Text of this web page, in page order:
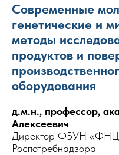
Современные
генетические и
методы
продуктов и
оборудования
д.м.н., профессор,
Алексеевич
Директор ФБУН «ФНЦ
Роспотребнадзора